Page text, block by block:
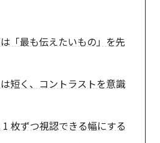
「最も伝えたいもの」を先
短く、コントラストを意識
枚ずつ視認できる幅にする